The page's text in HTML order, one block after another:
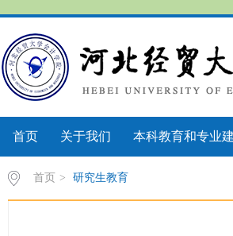
首页 关于我们 本科教育和专业
首页 > 研究生教育